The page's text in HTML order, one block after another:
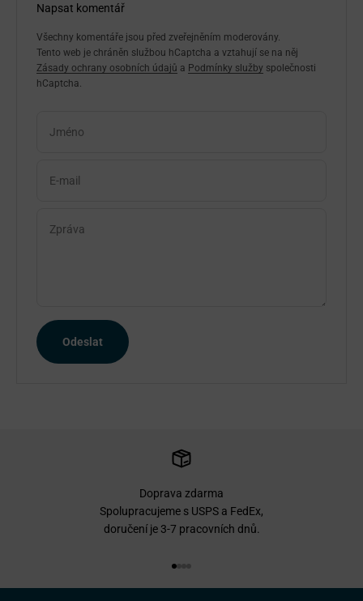
Napsat komentář
Všechny komentáře jsou před zveřejněním moderovány.
Tento web je chráněn službou hCaptcha a vztahují se na něj
Zásady ochrany osobních údajů a Podmínky služby společnosti
hCaptcha.
Jméno
E-mail
Zpráva
Odeslat
Doprava zdarma
Spolupracujeme s USPS a FedEx,
doručení je 3-7 pracovních dnů.